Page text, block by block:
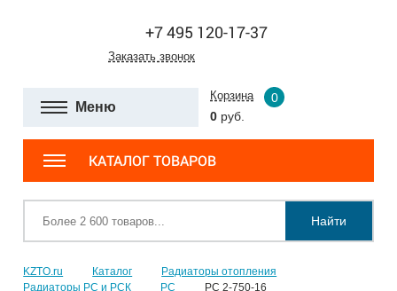
+7 495 120-17-37
Заказать звонок
Меню
Корзина
0
0 руб.
КАТАЛОГ ТОВАРОВ
Найти
KZTO.ru Каталог
Радиаторы отопления
Радиаторы РС и РСК
РС РС 2-750-16